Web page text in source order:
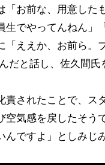
「お前な、用意した
生でやってんねん」
「ええか、お前ら。
だと話し、佐久間氏
責されたことで、ス
空気感を戻したそう
んですよ」としみじ